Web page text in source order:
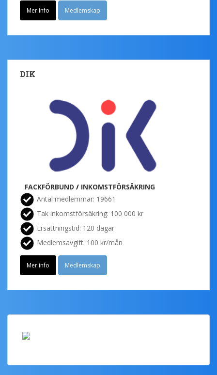
Mer info Medlemskap
DIK
FACKFÖRBUND / INKOMSTFÖRSÄKRING
Antal medlemmar: 19661
Tak inkomstförsäkring: 100 000 kr
Ersättningstid: 120 dagar
Medlemsavgift: 100 kr/mån
Mer info Medlemskap